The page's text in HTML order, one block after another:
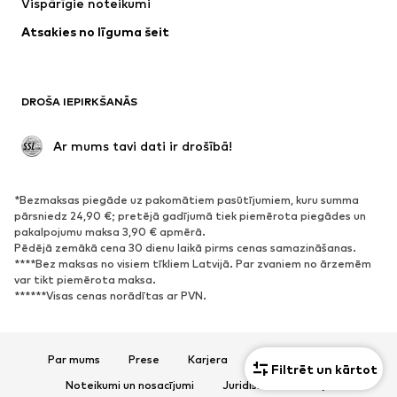
Filtrēt un kārtot
Apakšveļa
Mēteļi
Svinības
Ekskluzīvi
APAVI
Jaunumi
Šobrīd populāri
Brīvā laika apavi
Puszābaki
Augstpapēžu apavi
Zābaki
Atvērti apavi
Mājas apavi
Ekskluzīvi
Vispārīgie noteikumi
Atsakies no līguma šeit
DROŠA IEPIRKŠANĀS
Ar mums tavi dati ir drošībā!
*Bezmaksas piegāde uz pakomātiem pasūtījumiem, kuru summa
pārsniedz 24,90 €; pretējā gadījumā tiek piemērota piegādes un
pakalpojumu maksa 3,90 € apmērā.
Pēdējā zemākā cena 30 dienu laikā pirms cenas samazināšanas.
****Bez maksas no visiem tīkliem Latvijā. Par zvaniem no ārzemēm
var tikt piemērota maksa.
******Visas cenas norādītas ar PVN.
Par mums Prese Karjera
Datu aizsardzība
Noteikumi un nosacījumi
Juridiskā informācija